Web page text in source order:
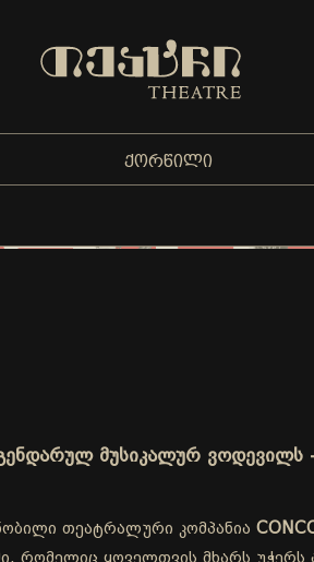
ᲥᲝᲠᲬᲘᲚᲘ
მუსიკალურ ვოდევილს -
თეატრალური კომპანია